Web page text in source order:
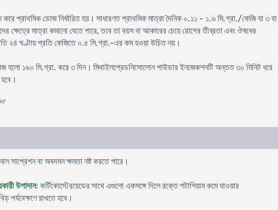
প্রাথমিক ডোজ নির্ধারিত হয়। সাধারণত প্রাথমিক মাত্রা দৈনিক ০.১১ - ১.৬ মি.গ্রা./কেজি যা ৩ বা
ক্ষেত্রে মাত্রা কমানো যেতে পারে, তবে তা বয়স বা আকারের চেয়ে রোগের তীব্রতা এবং ঔষধের
২৪ ঘণ্টায় প্রতি কেজিতে ০.৫ মি.গ্রা.-এর কম হওয়া উচিত নয়।
হলো ১৬০ মি.গ্রা. করে ৩ দিন। মিথাইলপ্রেডনিসোলোন পাউডার ইনজেকশনটি অন্তত ৩০ মিনিট ধরে
'
সাপ্রেশন বা অবদমন ক্ষমতা নষ্ট করতে পারে।
উপাদান: কর্টিকোস্টেরয়েডের সাথে এগুলো একসঙ্গে দিলে রক্তে পটাশিয়াম কমে যাওয়ার
রাখতে হবে।